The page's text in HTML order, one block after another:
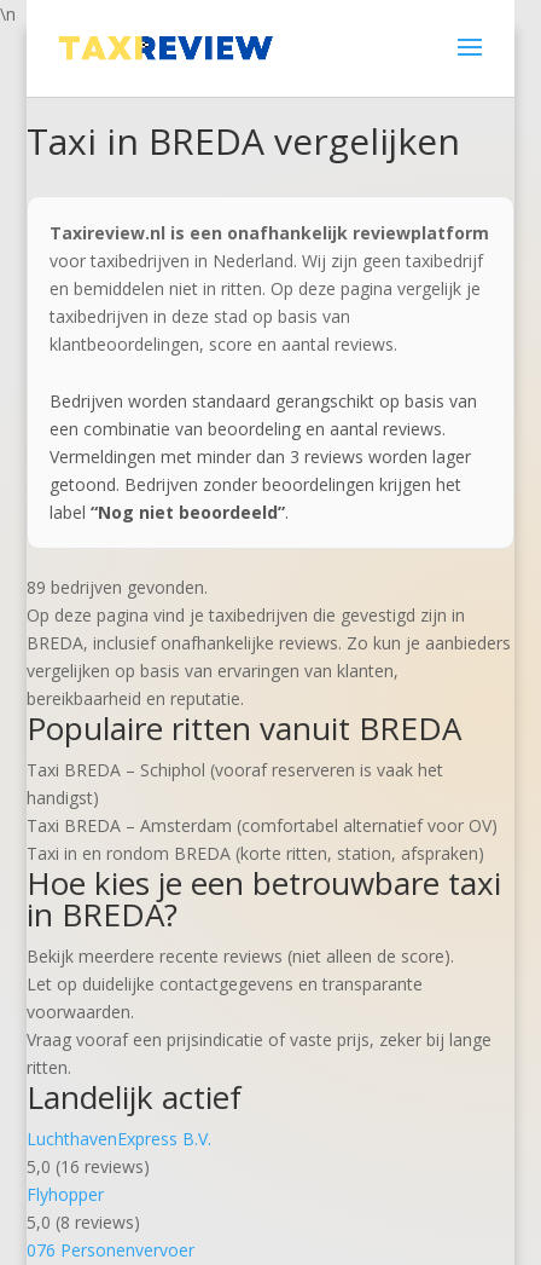
\n
Taxi in BREDA vergelijken
Taxireview.nl is een onafhankelijk reviewplatform
voor taxibedrijven in Nederland. Wij zijn geen taxibedrijf
en bemiddelen niet in ritten. Op deze pagina vergelijk je
taxibedrijven in deze stad op basis van
klantbeoordelingen, score en aantal reviews.
Bedrijven worden standaard gerangschikt op basis van
een combinatie van beoordeling en aantal reviews.
Vermeldingen met minder dan 3 reviews worden lager
getoond. Bedrijven zonder beoordelingen krijgen het
label“Nog niet beoordeeld”.
89 bedrijven gevonden.
Op deze pagina vind je taxibedrijven die gevestigd zijn in
BREDA, inclusief onafhankelijke reviews. Zo kun je aanbieders
vergelijken op basis van ervaringen van klanten,
bereikbaarheid en reputatie.
Populaire ritten vanuit BREDA
Taxi BREDA – Schiphol (vooraf reserveren is vaak het
handigst)
Taxi BREDA – Amsterdam (comfortabel alternatief voor OV)
Taxi in en rondom BREDA (korte ritten, station, afspraken)
Hoe kies je een betrouwbare taxi
in BREDA?
Bekijk meerdere recente reviews (niet alleen de score).
Let op duidelijke contactgegevens en transparante
voorwaarden.
Vraag vooraf een prijsindicatie of vaste prijs, zeker bij lange
ritten.
Landelijk actief
LuchthavenExpress B.V.
5,0 (16 reviews)
Flyhopper
5,0 (8 reviews)
076 Personenvervoer